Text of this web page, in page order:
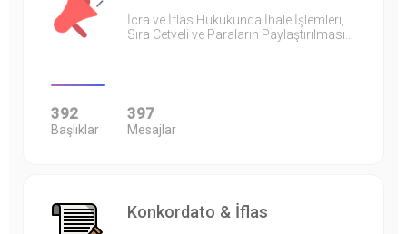
İcra ve İflas Hukukunda İhale İşlemleri,
Sıra Cetveli ve Paraların Paylaştırılması…
392
Başlıklar
397
Mesajlar
Konkordato & İflas